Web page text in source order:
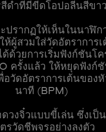
ดำที่มีขีดโอปอลีนสีขาว
รากฏให้เห็นในนาฬิก
ห้ผู้สวมใส่วัดอัตราการ
ด้ด้วยการเริ่มฟังก์ชันโ
ครั้งแล้ว ให้หยุดฟังก์
วัดอัตราการเต้นของ
นาที (BPM)
งจิ๋วแบบขี้เล่น ซึ่งเป็
รวัดชีพจรอย่างลงตัว